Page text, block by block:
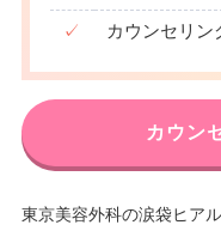
✓ カウンセリン
カウン
東京美容外科の涙袋ヒア